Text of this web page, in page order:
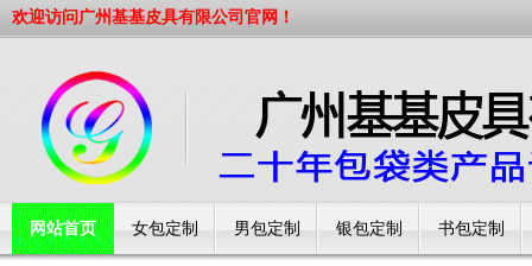
欢迎访问广州基基皮具有限公司官网！
网站首页 女包定制 男包定制 银包定制 书包定制